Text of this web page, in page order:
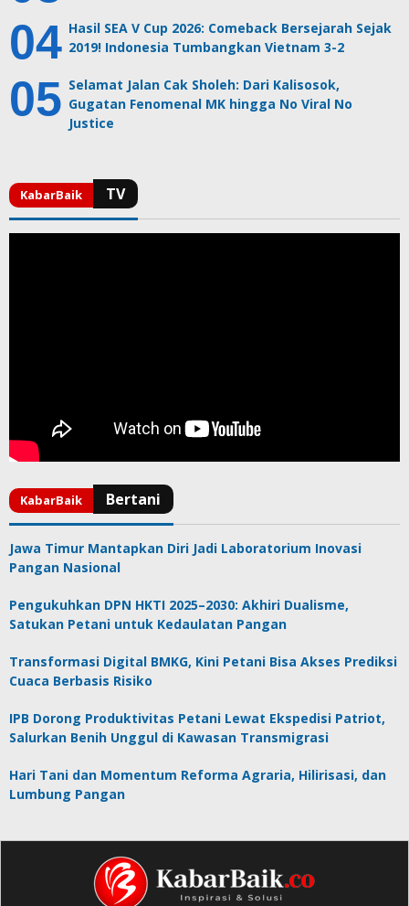
Hasil SEA V Cup 2026: Comeback Bersejarah Sejak
2019! Indonesia Tumbangkan Vietnam 3-2
Selamat Jalan Cak Sholeh: Dari Kalisosok,
Gugatan Fenomenal MK hingga No Viral No
Justice
Jawa Timur Mantapkan Diri Jadi Laboratorium Inovasi
Pangan Nasional
Pengukuhkan DPN HKTI 2025–2030: Akhiri Dualisme,
Satukan Petani untuk Kedaulatan Pangan
Transformasi Digital BMKG, Kini Petani Bisa Akses Prediksi
Cuaca Berbasis Risiko
IPB Dorong Produktivitas Petani Lewat Ekspedisi Patriot,
Salurkan Benih Unggul di Kawasan Transmigrasi
Hari Tani dan Momentum Reforma Agraria, Hilirisasi, dan
Lumbung Pangan